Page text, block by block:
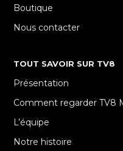
Boutique
Nous contacter
TOUT SAVOIR SUR TV8
Présentation
Comment regarder TV8
L’équipe
Notre histoire